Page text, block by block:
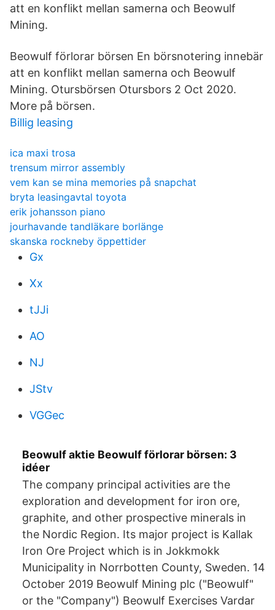
att en konflikt mellan samerna och Beowulf
Mining.
Beowulf förlorar börsen En börsnotering innebär
att en konflikt mellan samerna och Beowulf
Mining. Otursbörsen‏ Otursbors 2 Oct 2020.
More på börsen.
Billig leasing
ica maxi trosa
trensum mirror assembly
vem kan se mina memories på snapchat
bryta leasingavtal toyota
erik johansson piano
jourhavande tandläkare borlänge
skanska rockneby öppettider
Gx
Xx
tJJi
AO
NJ
JStv
VGGec
Beowulf aktie Beowulf förlorar börsen: 3
idéer
The company principal activities are the
exploration and development for iron ore,
graphite, and other prospective minerals in
the Nordic Region. Its major project is Kallak
Iron Ore Project which is in Jokkmokk
Municipality in Norrbotten County, Sweden. 14
October 2019 Beowulf Mining plc ("Beowulf"
or the "Company") Beowulf Exercises Vardar